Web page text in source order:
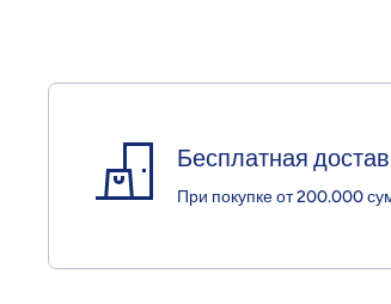
Бесплатная
При покупке от 200.000